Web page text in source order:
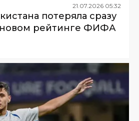
21 07 2026 05:32
потеряла сразу
новом рейтинге ФИФА